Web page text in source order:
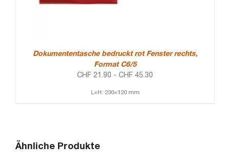
Dokumententasche bedruckt rot Fenster rechts,
Format C6/5
CHF 21.90 - CHF 45.30
L×H: 230×120 mm
Ähnliche Produkte